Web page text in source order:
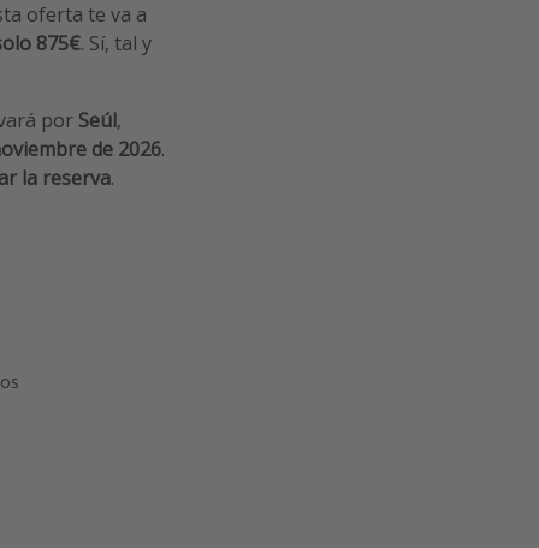
oferta te va a
875€. Sí, tal y
por Seúl,
de 2026.
la reserva.